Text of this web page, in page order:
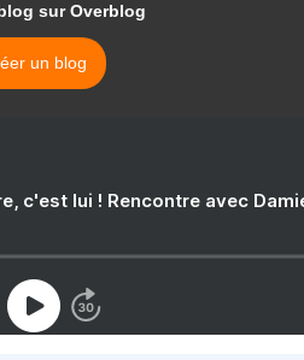
sur Overblog
un blog
c'est lui ! Rencontre avec